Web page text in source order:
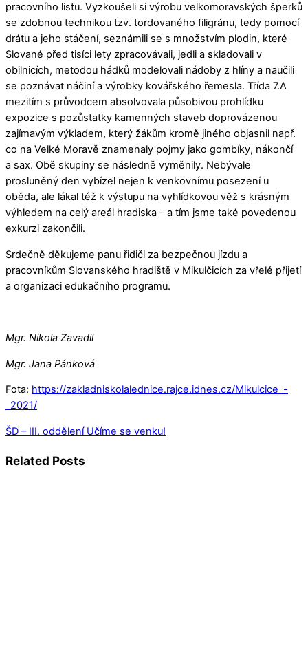
pracovního listu. Vyzkoušeli si výrobu velkomoravských šperků
se zdobnou technikou tzv. tordovaného filigránu, tedy pomocí
drátu a jeho stáčení, seznámili se s množstvím plodin, které
Slované před tisíci lety zpracovávali, jedli a skladovali v
obilnicích, metodou hádků modelovali nádoby z hlíny a naučili
se poznávat náčiní a výrobky kovářského řemesla. Třída 7.A
mezitím s průvodcem absolvovala působivou prohlídku
expozice s pozůstatky kamenných staveb doprovázenou
zajímavým výkladem, který žákům kromě jiného objasnil např.
co na Velké Moravě znamenaly pojmy jako gombíky, nákončí
a sax. Obě skupiny se následně vyměnily. Nebývale
prosluněný den vybízel nejen k venkovnímu posezení u
oběda, ale lákal též k výstupu na vyhlídkovou věž s krásným
výhledem na celý areál hradiska – a tím jsme také povedenou
exkurzi zakončili.
Srdečně děkujeme panu řidiči za bezpečnou jízdu a
pracovníkům Slovanského hradiště v Mikulčicích za vřelé přijetí
a organizaci edukačního programu.
Mgr. Nikola Zavadil
Mgr. Jana Pánková
Fota: https://zakladniskolalednice.rajce.idnes.cz/Mikulcice_-
_2021/
ŠD – III. odděleníUčíme se venku!
Related Posts